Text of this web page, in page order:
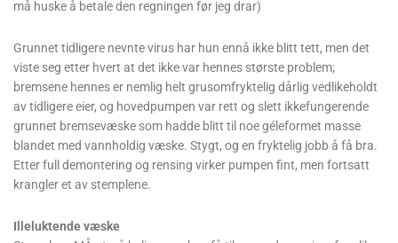
Yamahasenter ordnet biffen kjapt og sendte meg delen i brev. (Jeg
Grunnet tidligere nevnte virus har hun ennå ikke blitt tett, men det
viste seg etter hvert at det ikke var hennes største problem;
bremsene hennes er nemlig helt grusomfryktelig dårlig vedlikeholdt
av tidligere eier, og hovedpumpen var rett og slett ikkefungerende
grunnet bremsevæske som hadde blitt til noe géleformet masse
blandet med vannholdig væske. Stygt, og en fryktelig jobb å få bra.
Etter full demontering og rensing virker pumpen fint, men fortsatt